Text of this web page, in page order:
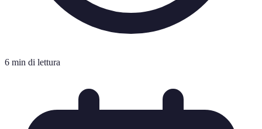
6 min di lettura